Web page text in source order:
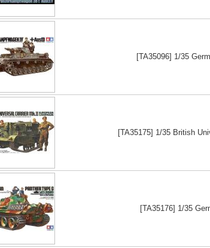
[TA35096] 1/35
[TA35175] 1/35 British
[TA35176] 1/35